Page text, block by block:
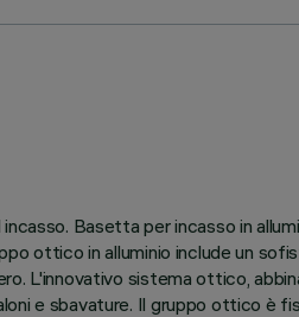
Basetta per incasso in
ottico in alluminio include
L'innovativo sistema ottico,
e sbavature. Il gruppo ottico